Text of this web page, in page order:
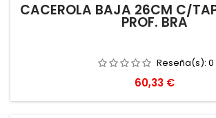
CACEROLA BAJA 26CM C/
PROF. BRA
Reseña(s): 0
Precio
60,33 €